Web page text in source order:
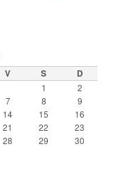
V S D
1
2
7 8
9
14 15
16
21 22
23
28 29
30